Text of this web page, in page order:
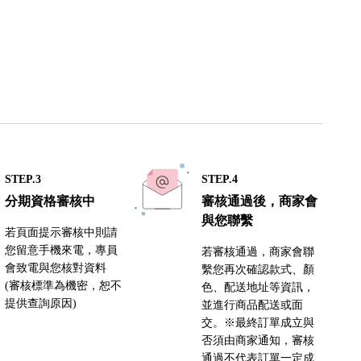
STEP.3
分期資格審核中
若頁面提示審核中則請
您留意手機來電，專員
會致電與您核對資料
(審核標準為機密，恕不
提供查詢原因)
STEP.4
審核通過後，商家會
與您聯繫
若審核通過，商家會聯
繫您再次確認款式、顏
色、配送地址等資訊，
並進行商品配送或面
交。※最終訂單成立與
否須由商家通知，審核
通過不代表訂單一定成